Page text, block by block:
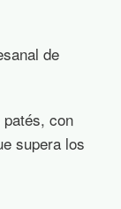
de
con
supera los